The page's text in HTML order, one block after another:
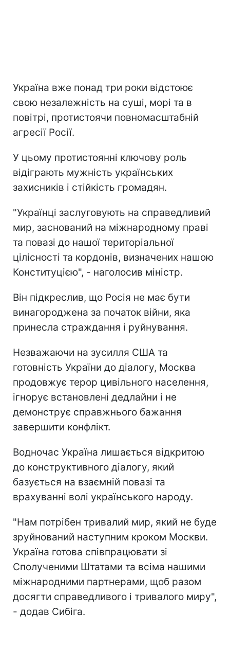
Україна вже понад три роки відстоює
свою незалежність на суші, морі та в
повітрі, протистоячи повномасштабній
агресії Росії.
У цьому протистоянні ключову роль
відіграють мужність українських
захисників і стійкість громадян.
"Українці заслуговують на справедливий
мир, заснований на міжнародному праві
та повазі до нашої територіальної
цілісності та кордонів, визначених нашою
Конституцією", - наголосив міністр.
Він підкреслив, що Росія не має бути
винагороджена за початок війни, яка
принесла страждання і руйнування.
Незважаючи на зусилля США та
готовність України до діалогу, Москва
продовжує терор цивільного населення,
ігнорує встановлені дедлайни і не
демонструє справжнього бажання
завершити конфлікт.
Водночас Україна лишається відкритою
до конструктивного діалогу, який
базується на взаємній повазі та
врахуванні волі українського народу.
"Нам потрібен тривалий мир, який не буде
зруйнований наступним кроком Москви.
Україна готова співпрацювати зі
Сполученими Штатами та всіма нашими
міжнародними партнерами, щоб разом
досягти справедливого і тривалого миру",
- додав Сибіга.